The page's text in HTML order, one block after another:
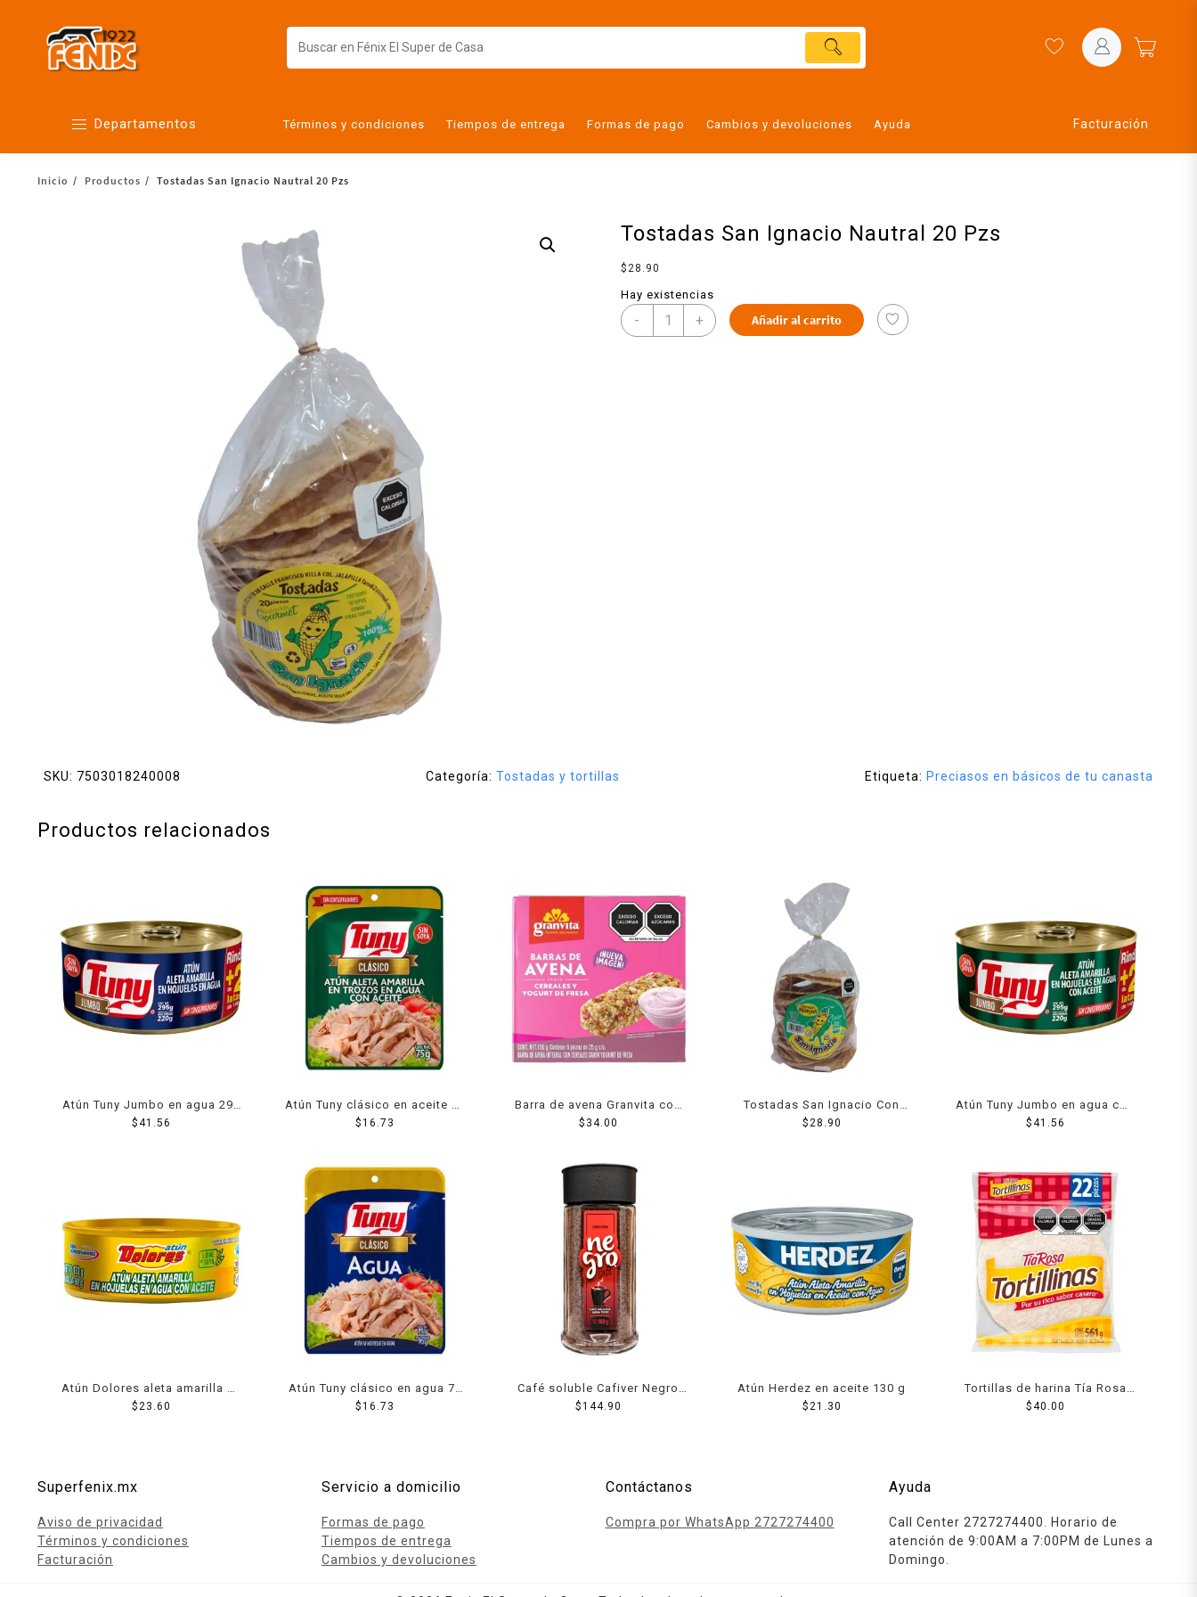
Departamentos
Alimentos
Términos y condiciones Tiempos de entrega Formas de pago Cambios y devoluciones Ayuda Facturación
Inicio Productos Tostadas San Ignacio Nautral 20 Pzs
Tostadas San Ignacio Nautral 20 Pzs
$ 28.90
Hay existencias
- + Añadir al carrito
SKU: 7503018240008 Categoría: Tostadas y tortillas Etiqueta: Preciasos en básicos de tu canasta
Productos relacionados
Atún Tuny Jumbo en agua 295
g
$41.56
Atún Tuny clásico en aceite 85
g
$16.73
Barra de avena Granvita con
cereales, fresas y sabor
$ 34.00
Tostadas San Ignacio Con
Ajonjoli 20 Pzs
$28.90
Atún Tuny Jumbo en agua con
aceite 295 g
$41.56
Atún Dolores aleta amarilla en
aceite 133 g
$ 23.60
Atún Tuny clásico en agua 75
g
$16.73
Café soluble Cafiver Negro
180 g
$144.90
Atún Herdez en aceite 130 g
$ 21.30
Tortillas de harina Tía Rosa
Tortillinas 561 g
$40.00
Superfenix.mx
Aviso de privacidad
Términos y condiciones
Facturación
Servicio a domicilio
Formas de pago
Tiempos de entrega
Cambios y devoluciones
Contáctanos
Compra por WhatsApp 2727274400
Ayuda
Call Center 2727274400. Horario de
atención de 9:00AM a 7:00PM de Lunes a
Domingo.